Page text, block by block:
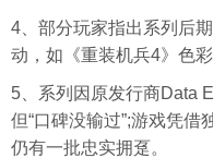
4、部分玩家指出系列后
动，如《重装机兵4》色
5、系列因原发行商Data
但“口碑没输过”;游戏凭
仍有一批忠实拥趸。